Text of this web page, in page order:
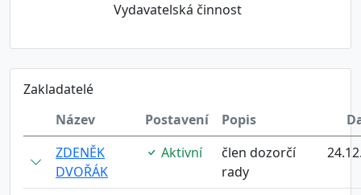
Vydavatelská činnost
Zakladatelé
Název
Postavení Popis
ZDENĚK
DVOŘÁK
Aktivní
člen dozorčí
rady